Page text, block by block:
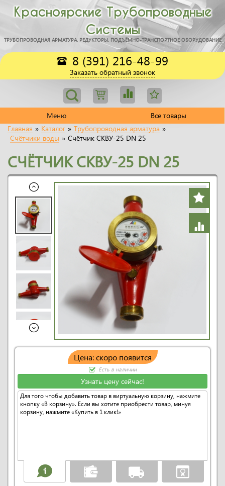
Красноярские Трубопроводные
Системы
ТРУБОПРОВОДНАЯ АРМАТУРА, РЕДУКТОРЫ, ПОДЪЁМНО-ТРАНСПОРТНОЕ ОБОРУДОВАНИЕ
8 (391) 216-48-99
Заказать обратный звонок
Меню
Все товары
Главная » Каталог » Трубопроводная арматура »
Счётчики воды » Счётчик СКВУ-25 DN 25
СЧЁТЧИК СКВУ-25 DN 25
Цена: скоро появится
Есть в наличии
Узнать цену сейчас!
Для того чтобы добавить товар в виртуальную корзину, нажмите
кнопку «В корзину». Если вы хотите приобрести товар, минуя
корзину, нажмите «Купить в 1 клик!»